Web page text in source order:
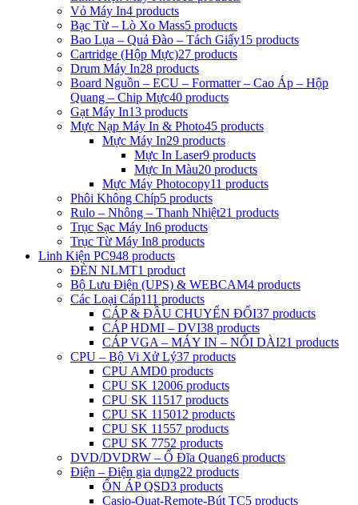
Vỏ Máy In4 products
Bạc Từ – Lò Xo Mass5 products
Bao Lụa – Quả Đào – Tách Giấy15 products
Cartridge (Hộp Mực)27 products
Drum Máy In28 products
Board Nguồn – ECU – Formatter – Cao Áp – Hộp
Quang – Chip Mực40 products
Gạt Máy In13 products
Mực Nạp Máy In & Photo45 products
Mực Máy In29 products
Mực In Laser9 products
Mực In Màu20 products
Mực Máy Photocopy11 products
Phôi Không Chíp5 products
Rulo – Nhông – Thanh Nhiệt21 products
Trục Sạc Máy In6 products
Trục Từ Máy In8 products
Linh Kiện PC948 products
ĐÈN NLMT1 product
Bộ Lưu Điện (UPS) & WEBCAM4 products
Các Loại Cáp111 products
CÁP & ĐẦU CHUYỂN ĐỔI37 products
CÁP HDMI – DVI38 products
CÁP VGA – MÁY IN – NỐI DÀI21 products
CPU – Bộ Vi Xử Lý37 products
CPU AMD0 products
CPU SK 12006 products
CPU SK 1151 7 products
CPU SK 115012 products
CPU SK 11557 products
CPU SK 7752 products
DVD/DVDRW – Ổ Đĩa Quang6 products
Điện – Điện gia dụng22 products
ỔN ÁP QSD3 products
Casio-Quạt-Remote-Bút TC5 products